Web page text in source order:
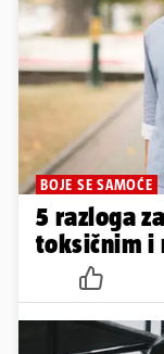
BOJE SE SAMOĆE
5 razloga
toksičnim i